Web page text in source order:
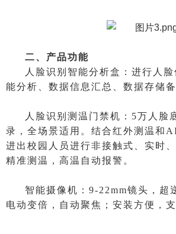
二、产品功能
人脸识别智能分析盒 ：进行人
能分析、数据信息汇总、数据存储备
人脸识别测温门禁机： 5万人脸
录 ， 全场景适用。结合红外测温和
进出校园人员进行非接触式、实时
精准测温，高温自动报警 。
智能摄像机 ： 9-22mm镜头，超
电动变倍，自动聚焦；安装方便，